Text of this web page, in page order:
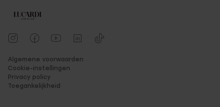
Algemene voorwaarden
Cookie-instellingen
Privacy policy
Toegankelijkheid